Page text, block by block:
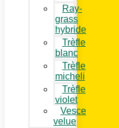
Ray-
grass
hybride
Trèfle
blanc
Trèfle
micheli
Trèfle
violet
Vesce
velue